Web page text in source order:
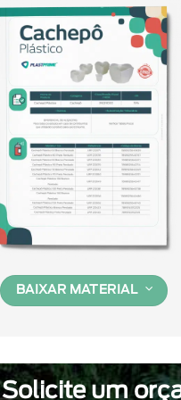
BAIXAR MATERIAL
Solicite um